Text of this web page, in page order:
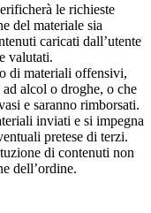
le richieste
del materiale sia
caricati dall’utente
valutati.
di materiali offensivi,
alcol o droghe, o che
e saranno rimborsati.
inviati e si impegna
pretese di terzi.
di contenuti non
dell’ordine.